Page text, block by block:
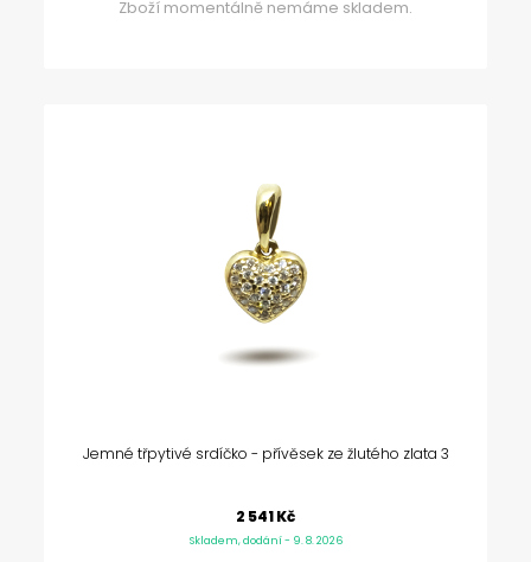
Zboží momentálně nemáme skladem.
Jemné třpytivé srdíčko - přívěsek ze žlutého zlata 3
2 541 Kč
Skladem, dodání - 9. 8. 2026